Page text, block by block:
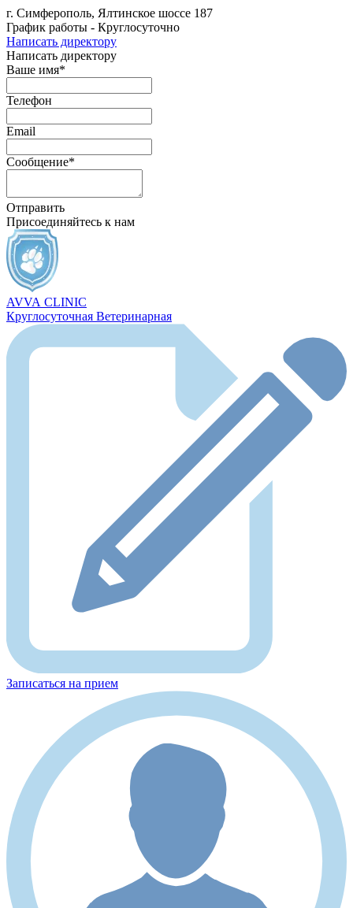
г. Симферополь, Ялтинское шоссе 187
График работы - Круглосуточно
Написать директору
Написать директору
Ваше имя*
Телефон
Email
Сообщение*
Отправить
Присоединяйтесь к нам
AVVA CLINIC
Круглосуточная Ветеринарная
Записаться на прием